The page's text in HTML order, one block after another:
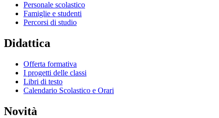
Personale scolastico
Famiglie e studenti
Percorsi di studio
Didattica
Offerta formativa
I progetti delle classi
Libri di testo
Calendario Scolastico e Orari
Novità